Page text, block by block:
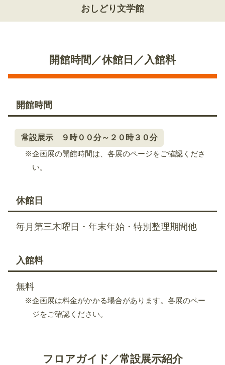
おしどり文学館
開館時間／休館日／入館料
開館時間
常設展示 ９時００分～２０時３０分
※企画展の開館時間は、各展のページをご確認くださ
い。
休館日
毎月第三木曜日・年末年始・特別整理期間他
入館料
無料
※企画展は料金がかかる場合があります。各展のペー
ジをご確認ください。
フロアガイド／常設展示紹介